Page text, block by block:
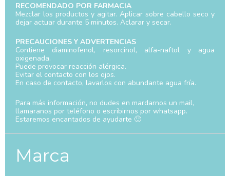
RECOMENDADO POR FARMACIA
Mezclar los productos y agitar. Aplicar sobre cabello seco y
dejar actuar durante 5 minutos. Aclarar y secar.
PRECAUCIONES Y ADVERTENCIAS
Contiene diaminofenol, resorcinol, alfa-naftol y agua
oxigenada.
Puede provocar reacción alérgica.
Evitar el contacto con los ojos.
En caso de contacto, lavarlos con abundante agua fría.
Para más información, no dudes en mardarnos un mail,
llamaranos por teléfono o escribirnos por whatsapp.
Estaremos encantados de ayudarte 🙂
Marca